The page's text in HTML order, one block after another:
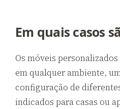
Em quais casos
Os móveis
em qualquer ambiente,
configuração de
indicados para casas ou